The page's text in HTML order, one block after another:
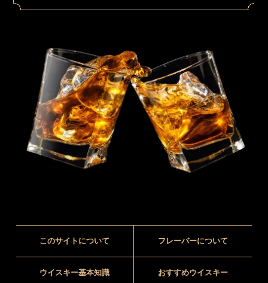
このサイトについて フレーバーについて
ウイスキー基本知識 おすすめウイスキー